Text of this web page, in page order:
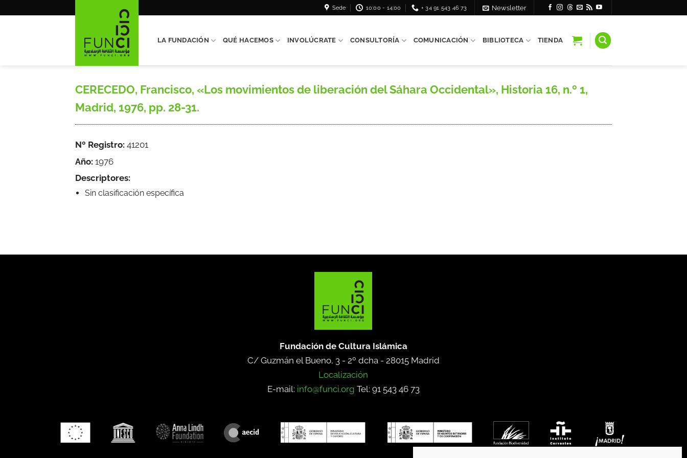
Sede 10:00 - 14:00 + 34 91 543 46 73 Newsletter
LA FUNDACIÓN QUÉ HACEMOS INVOLÚCRATE CONSULTORÍA COMUNICACIÓN BIBLIOTECA TIENDA
CERECEDO, Francisco, «Los movimientos de liberación del Sáhara Occidental», Historia 16, n.º 1,
Madrid, 1976, pp. 28-31.
Nº Registro: 41201
Año: 1976
Descriptores:
Sin clasificación específica
Fundación de Cultura Islámica
C/ Guzmán el Bueno, 3 - 2º dcha - 28015 Madrid
Localización
E-mail: info@funci.org Tel: 91 543 46 73